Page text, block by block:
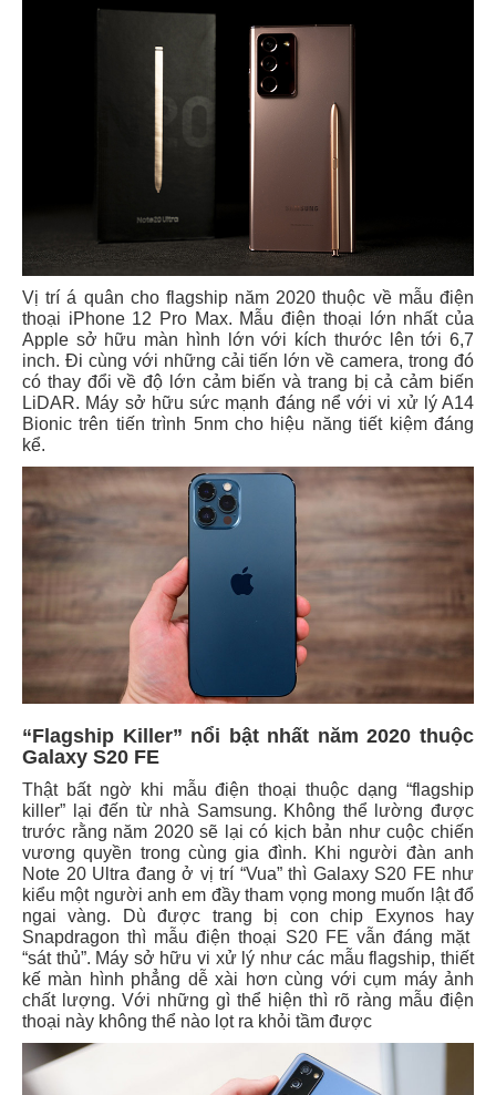
Vị trí á quân cho flagship năm 2020 thuộc về mẫu điện
thoại iPhone 12 Pro Max. Mẫu điện thoại lớn nhất của
Apple sở hữu màn hình lớn với kích thước lên tới 6,7
inch. Đi cùng với những cải tiến lớn về camera, trong đó
có thay đổi về độ lớn cảm biến và trang bị cả cảm biến
LiDAR. Máy sở hữu sức mạnh đáng nể với vi xử lý A14
Bionic trên tiến trình 5nm cho hiệu năng tiết kiệm đáng
kể.
“Flagship Killer” nổi bật nhất năm 2020 thuộc
Galaxy S20 FE
Thật bất ngờ khi mẫu điện thoại thuộc dạng “flagship
killer” lại đến từ nhà Samsung. Không thể lường được
trước rằng năm 2020 sẽ lại có kịch bản như cuộc chiến
vương quyền trong cùng gia đình. Khi người đàn anh
Note 20 Ultra đang ở vị trí “Vua” thì Galaxy S20 FE như
kiểu một người anh em đầy tham vọng mong muốn lật đổ
ngai vàng. Dù được trang bị con chip Exynos hay
Snapdragon thì mẫu điện thoại S20 FE vẫn đáng mặt
“sát thủ”. Máy sở hữu vi xử lý như các mẫu flagship, thiết
kế màn hình phẳng dễ xài hơn cùng với cụm máy ảnh
chất lượng. Với những gì thể hiện thì rõ ràng mẫu điện
thoại này không thể nào lọt ra khỏi tầm được